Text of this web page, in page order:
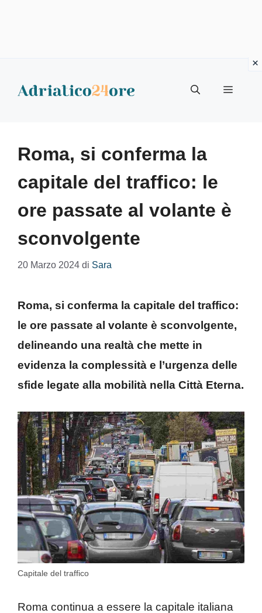
Menu
Roma, si conferma la
capitale del traffico: le
ore passate al volante è
sconvolgente
20 Marzo 2024 di Sara
Roma, si conferma la capitale del traffico:
le ore passate al volante è sconvolgente,
delineando una realtà che mette in
evidenza la complessità e l’urgenza delle
sfide legate alla mobilità nella Città Eterna.
Capitale del traffico
Roma continua a essere la capitale italiana